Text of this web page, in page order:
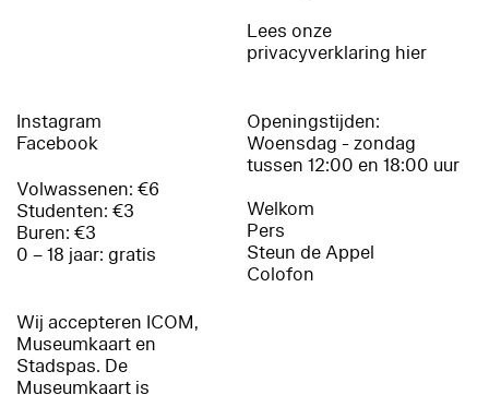
Lees onze
privacyverklaring hier
Instagram
Facebook
Volwassenen: €6
Studenten: €3
Buren: €3
0 – 18 jaar: gratis
Wij accepteren ICOM,
Museumkaart en
Stadspas. De
Museumkaart is
Openingstijden:
Woensdag - zondag
tussen 12:00 en 18:00 uur
Welkom
Pers
Steun de Appel
Colofon